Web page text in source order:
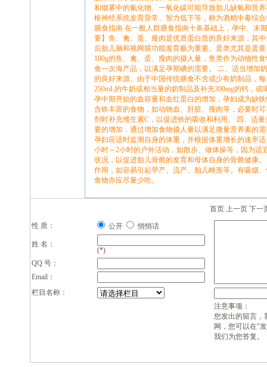
和烟雾中的氰化物、一氧化碳可能导致胎儿缺氧和营
枢神经系统发育异常、智力低下等，称为酒精中毒综
膳食指南 在一般人群膳食指南十条基础上，孕中、末
要】鱼、禽、蛋、瘦肉是优质蛋白质的良好来源，其
后胎儿脑和视网膜功能发育极为重要。蛋类尤其是蛋
100g的鱼、禽、蛋、瘦肉的摄人量，鱼类作为动物性
食一次海产品，以满足孕期碘的需要。 二、适当增加
的良好来源。由于中国传统膳食不含或少有奶制品，
250mL的牛奶或相当量的奶制品及补充300mg的钙，
孕中期开始的血容量和血红蛋白的增加，孕妇成为缺
含铁丰富的食物，如动物血、肝脏、瘦肉等，必要时
剂时补充维生素C，以促进铁的吸收和利用。 四、适
要的增加．通过增加食物摄人量以满足微量营养素的
孕妇应适时监测自身的体重，并根据体重增长的速率
小时～2小时的户外活动，如散步、做体操等，因为
状况，以促进胎儿骨骼的发育和母体自身的骨骼健康
作用，如容易引起早产、流产、胎儿畸形等。有吸烟
食物亦应尽量少吃。
首页 上一页 下一
性 质：
公开 悄悄话
姓 名：
(*)
QQ 号：
Email：
栏目名称：
注意事项：
您发出的留言，
网，您可以在"
我们为您答复。